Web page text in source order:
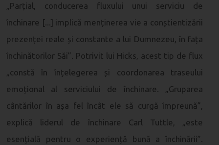
„Parțial, conducerea fluxului unui serviciu de
închinare [...] implică menținerea vie a conștientizării
prezenței reale și constante a lui Dumnezeu, în fața
închinătorilor Săi”. Potrivit lui Hicks, acest tip de flux
„constă în înțelegerea și coordonarea traseului
emoțional al serviciului de închinare. „Gruparea
cântărilor în așa fel încât ele să curgă împreună”,
explică liderul de închinare Carl Tuttle, „este
esențială pentru o experiență bună a închinării”.